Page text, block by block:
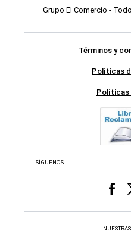
Grupo El Comercio -
Términos y
Políticas
Políticas
SÍGUENOS